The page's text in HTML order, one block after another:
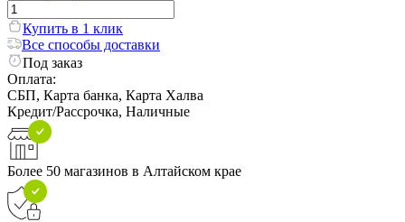
Купить в 1 клик
Все способы доставки
Под заказ
Оплата:
СБП, Карта банка, Карта Халва
Кредит/Рассрочка, Наличные
Более 50 магазинов в Алтайском крае